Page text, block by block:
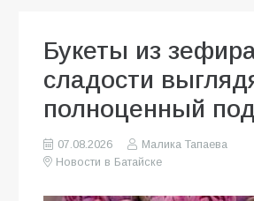
Букеты из
сладости
полноценный
07.08.2026
Малика Тапаева
Новости в Батайске